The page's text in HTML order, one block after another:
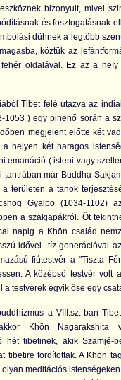
bizonyult, mivel
és fosztogatásnak
dühnek a legtöbb
köztük az
fehér oldalával. Ez az a
Tibet felé utazva az
1053 ) egy pihenő során a
megjelent előtte két
a helyen két haragos
emanáció ( isteni vagy
tantrában már Buddha
a területen a tanok
Gyalpo (1034-1102)
a szakjapákról. Őt
napig a Khön család
idővel- tíz generációval
fiútestvér a "Tiszta
A középső testvér volt
a testvérek egyik őse egy
a VIII.sz.-ban
Khön Nagarakshita
hét tibetinek, akik Szamjé-
tibetire fordítottak. A Khön
meditációs istenségeken